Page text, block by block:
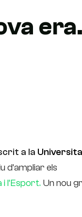
era.
a la
d’ampliar els
i l’Esport. Un nou